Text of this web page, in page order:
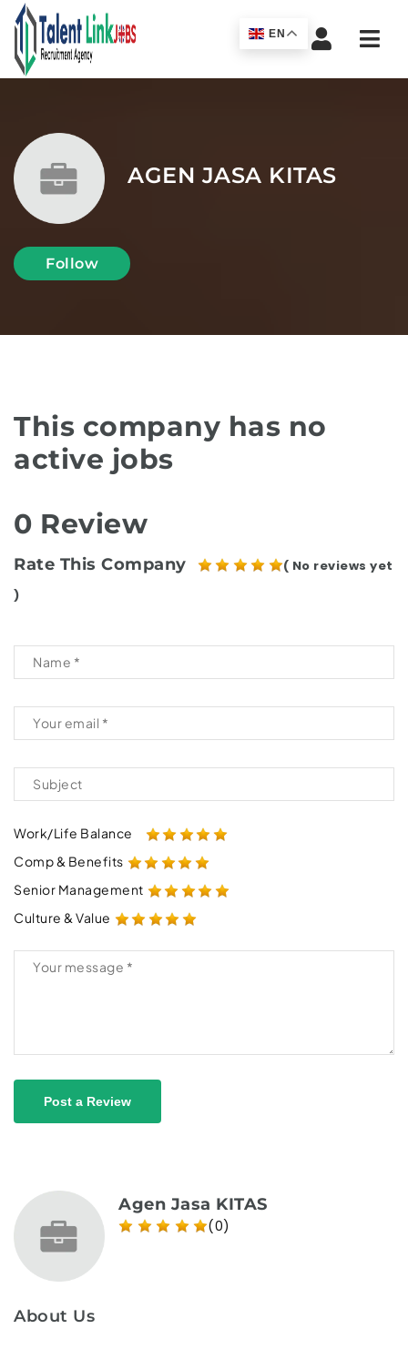
AGEN JASA KITAS
Follow
This company has no
active jobs
0 Review
Rate This Company
( No reviews yet
)
Work/Life Balance
Comp & Benefits
Senior Management
Culture & Value
Post a Review
Agen Jasa KITAS
(0)
About Us
EN